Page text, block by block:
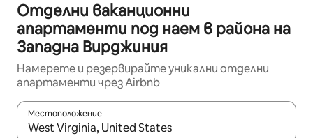
Отделни ваканционни
апартаменти под наем в района на
Западна Вирджиния
Намерете и резервирайте уникални отделни
апартаменти чрез Airbnb
Местоположение
Когато резултатите се покажат, използвайте